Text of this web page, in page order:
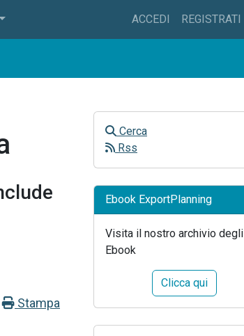
ACCEDI REGISTRATI
Stampa
Cerca
Rss
Ebook ExportPlanning
Visita il nostro archivio degli
Ebook
Clicca qui